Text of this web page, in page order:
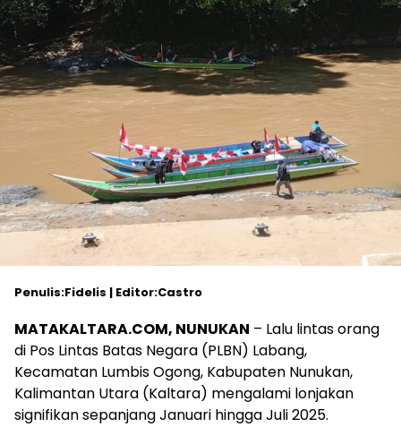
Penulis:Fidelis | Editor:Castro
MATAKALTARA.COM, NUNUKAN – Lalu lintas orang
di Pos Lintas Batas Negara (PLBN) Labang,
Kecamatan Lumbis Ogong, Kabupaten Nunukan,
Kalimantan Utara (Kaltara) mengalami lonjakan
signifikan sepanjang Januari hingga Juli 2025.